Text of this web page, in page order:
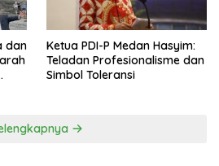
dan
Ketua PDI-P Medan Hasyim:
Teladan Profesionalisme dan
Simbol Toleransi